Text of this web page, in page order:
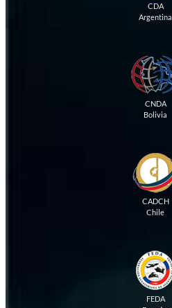
CDA
Argentina
CNDA
Bolivia
CADCH
Chile
FEDA